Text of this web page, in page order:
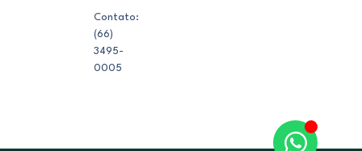
Contato:
(66)
3495-
0005